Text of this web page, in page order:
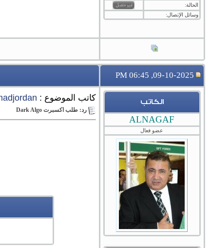
الحالة:
وسائل الإتصال:
09-10-2025, 06:45 PM
الكاتب
ALNAGAF
عضو فعال
كاتب الموضوع :
رد: طلب اكسبرت Dark Algo